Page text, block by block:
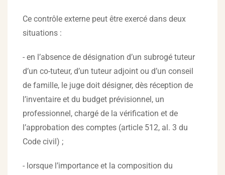
Ce contrôle externe peut être exercé dans deux
situations :
- en l’absence de désignation d’un subrogé tuteur
d’un co-tuteur, d’un tuteur adjoint ou d’un conseil
de famille, le juge doit désigner, dès réception de
l’inventaire et du budget prévisionnel, un
professionnel, chargé de la vérification et de
l’approbation des comptes (article 512, al. 3 du
Code civil) ;
- lorsque l’importance et la composition du